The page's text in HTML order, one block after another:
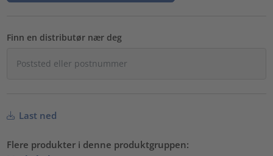
Finn en distributør nær deg
Last ned
Flere produkter i denne produktgruppen: